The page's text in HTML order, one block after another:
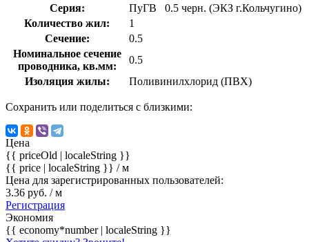
Серия:
ПуГВ 0.5 черн. (ЭКЗ г.Кольчугино)
Количество жил:
1
Сечение:
0.5
Номинальное сечение
проводника, кв.мм:
0.5
Изоляция жилы:
Поливинилхлорид (ПВХ)
Сохранить или поделиться с близкими:
Цена
{{ priceOld | localeString }}
{{ price | localeString }} / м
Цена для зарегистрированных пользователей:
3.36 руб. / м
Регистрация
Экономия
{{ economy*number | localeString }}